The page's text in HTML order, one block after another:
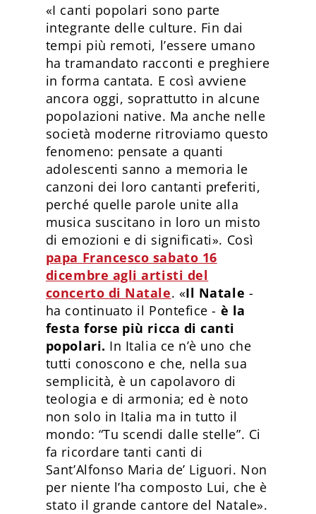
«I canti popolari sono parte
integrante delle culture. Fin dai
tempi più remoti, l’essere umano
ha tramandato racconti e preghiere
in forma cantata. E così avviene
ancora oggi, soprattutto in alcune
popolazioni native. Ma anche nelle
società moderne ritroviamo questo
fenomeno: pensate a quanti
adolescenti sanno a memoria le
canzoni dei loro cantanti preferiti,
perché quelle parole unite alla
musica suscitano in loro un misto
di emozioni e di significati». Così
papa Francesco sabato 16
dicembre agli artisti del
concerto di Natale. «Il Natale -
ha continuato il Pontefice - è la
festa forse più ricca di canti
popolari. In Italia ce n’è uno che
tutti conoscono e che, nella sua
semplicità, è un capolavoro di
teologia e di armonia; ed è noto
non solo in Italia ma in tutto il
mondo: “Tu scendi dalle stelle”. Ci
fa ricordare tanti canti di
Sant’Alfonso Maria de’ Liguori. Non
per niente l’ha composto Lui, che è
stato il grande cantore del Natale».